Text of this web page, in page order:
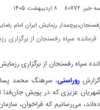
80772 ۸ اردیبهشت ۱۴۰۵
فرمانده سپاه رفسنجان از برگزاری
سپاه رفسنجان از برگزاری
روراستی، سرهنگ محمد
عزیزی که در پویش جان‌فدا
می‌رسانیم که فراخوان،